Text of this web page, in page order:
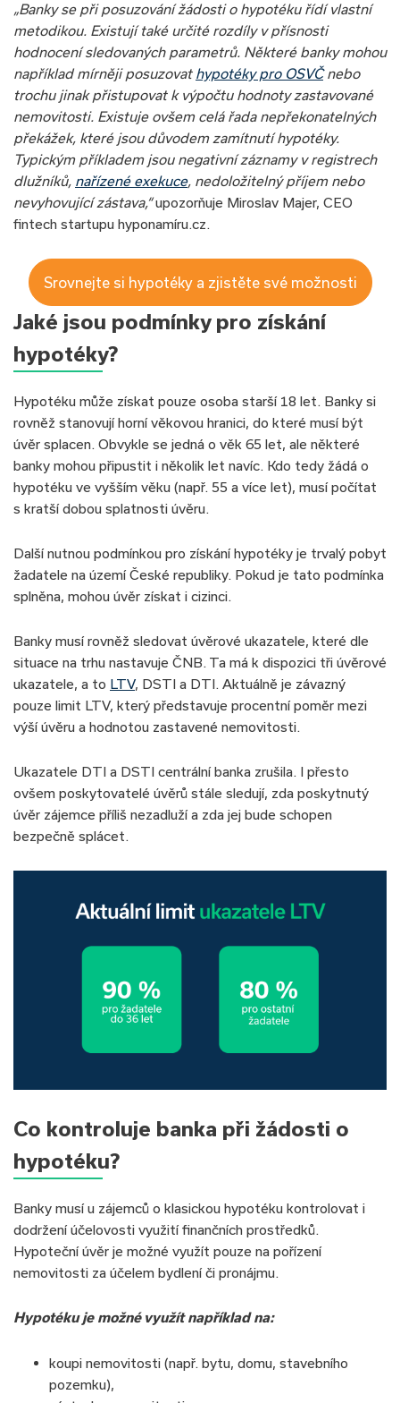
„Banky se při posuzování žádosti o hypotéku řídí vlastní
metodikou. Existují také určité rozdíly v přísnosti
hodnocení sledovaných parametrů. Některé banky mohou
například mírněji posuzovat hypotéky pro OSVČnebo
trochu jinak přistupovat k výpočtu hodnoty zastavované
nemovitosti. Existuje ovšem celá řada nepřekonatelných
překážek, které jsou důvodem zamítnutí hypotéky.
Typickým příkladem jsou negativní záznamy v registrech
dlužníků, nařízené exekuce, nedoložitelný příjem nebo
nevyhovující zástava,“upozorňuje Miroslav Majer, CEO
fintech startupu hyponamíru.cz.
Srovnejte si hypotéky a zjistěte své možnosti
Jaké jsou podmínky pro získání
hypotéky?
Hypotéku může získat pouze osoba starší 18 let. Banky si
rovněž stanovují horní věkovou hranici, do které musí být
úvěr splacen. Obvykle se jedná o věk 65 let, ale některé
banky mohou připustit i několik let navíc. Kdo tedy žádá o
hypotéku ve vyšším věku (např. 55 a více let), musí počítat
s kratší dobou splatnosti úvěru.
Další nutnou podmínkou pro získání hypotéky je trvalý pobyt
žadatele na území České republiky. Pokud je tato podmínka
splněna, mohou úvěr získat i cizinci.
Banky musí rovněž sledovat úvěrové ukazatele, které dle
situace na trhu nastavuje ČNB. Ta má k dispozici tři úvěrové
ukazatele, a to LTV, DSTI a DTI. Aktuálně je závazný
pouze limit LTV, který představuje procentní poměr mezi
výší úvěru a hodnotou zastavené nemovitosti.
Ukazatele DTI a DSTI centrální banka zrušila. I přesto
ovšem poskytovatelé úvěrů stále sledují, zda poskytnutý
úvěr zájemce příliš nezadluží a zda jej bude schopen
bezpečně splácet.
Co kontroluje banka při žádosti o
hypotéku?
Banky musí u zájemců o klasickou hypotéku kontrolovat i
dodržení účelovosti využití finančních prostředků.
Hypoteční úvěr je možné využít pouze na pořízení
nemovitosti za účelem bydlení či pronájmu.
Hypotéku je možné využít například na:
koupi nemovitosti (např. bytu, domu, stavebního
pozemku),